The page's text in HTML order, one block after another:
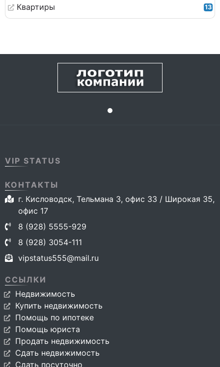
Квартиры 13
VIP STATUS
КОНТАКТЫ
г. Кисловодск, Тельмана 3, офис 33 / Широкая 35,
офис 17
8 (928) 5555-929
8 (928) 3054-111
vipstatus555@mail.ru
ССЫЛКИ
Недвижимость
Купить недвижимость
Помощь по ипотеке
Помощь юриста
Продать недвижимость
Сдать недвижимость
Сдать посуточно